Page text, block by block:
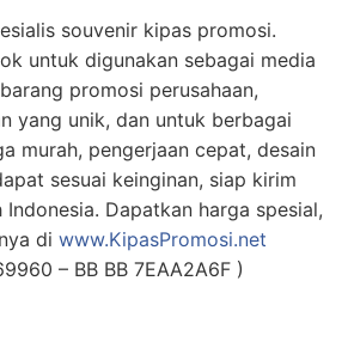
souvenir kipas promosi.
untuk digunakan sebagai media
promosi perusahaan,
yang unik, dan untuk berbagai
murah, pengerjaan cepat, desain
sesuai keinginan, siap kirim
Dapatkan harga spesial,
di www.KipasPromosi.net
– BB BB 7EAA2A6F )